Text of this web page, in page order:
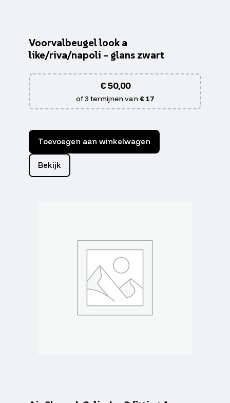
Voorvalbeugel look a
like/riva/napoli – glans zwart
€50,00
of 3 termijnen van € 17
Toevoegen aan winkelwagen
Bekijk